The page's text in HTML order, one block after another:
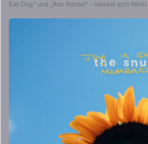
Eat Dog“ und „Run Rabbit“ – meldet sich Molli…